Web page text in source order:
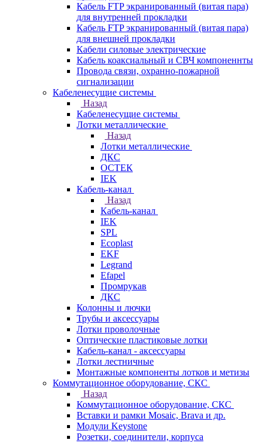
Кабель FTP экранированный (витая пара)
для внутренней прокладки
Кабель FTP экранированный (витая пара)
для внешней прокладки
Кабели силовые электрические
Кабель коаксиальный и СВЧ компоненнты
Провода связи, охранно-пожарной
сигнализации
Кабеленесущие системы
Назад
Кабеленесущие системы
Лотки металлические
Назад
Лотки металлические
ДКС
ОСТЕК
IEK
Кабель-канал
Назад
Кабель-канал
IEK
SPL
Ecoplast
EKF
Legrand
Efapel
Промрукав
ДКС
Колонны и лючки
Трубы и аксессуары
Лотки проволочные
Оптические пластиковые лотки
Кабель-канал - аксессуары
Лотки лестничные
Монтажные компоненты лотков и метизы
Коммутационное оборудование, СКС
Назад
Коммутационное оборудование, СКС
Вставки и рамки Mosaic, Brava и др.
Модули Keystone
Розетки, соединители, корпуса